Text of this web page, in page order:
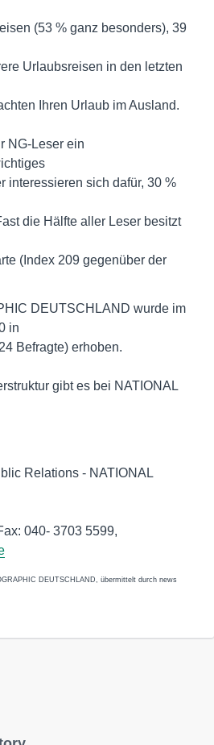
(53 % ganz besonders), 39
Urlaubsreisen in den letzten
Ihren Urlaub im Ausland.
NG-Leser ein
interessieren sich dafür, 30 %
die Hälfte aller Leser besitzt
(Index 209 gegenüber der
DEUTSCHLAND wurde im
in
Befragte) erhoben.
gibt es bei NATIONAL
Relations - NATIONAL
040- 3703 5599,
DEUTSCHLAND, übermittelt durch news